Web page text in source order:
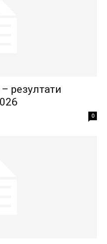
резултати
0